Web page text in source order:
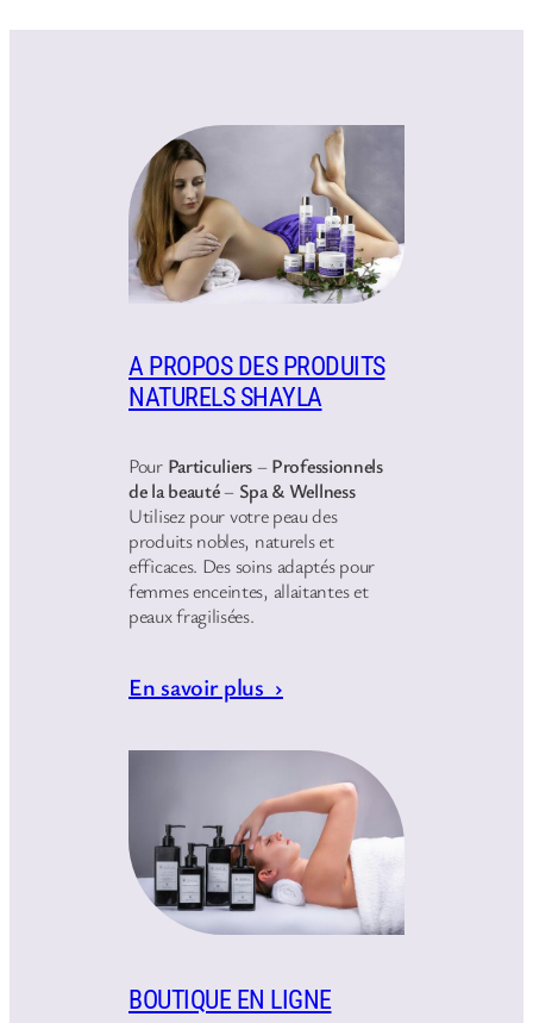
A PROPOS DES PRODUITS
NATURELS SHAYLA
Pour Particuliers–Professionnels
de la beauté– Spa & Wellness
Utilisez pour votre peau des
produits nobles, naturels et
efficaces. Des soins adaptés pour
femmes enceintes, allaitantes et
peaux fragilisées.
En savoir plus ›
BOUTIQUE EN LIGNE